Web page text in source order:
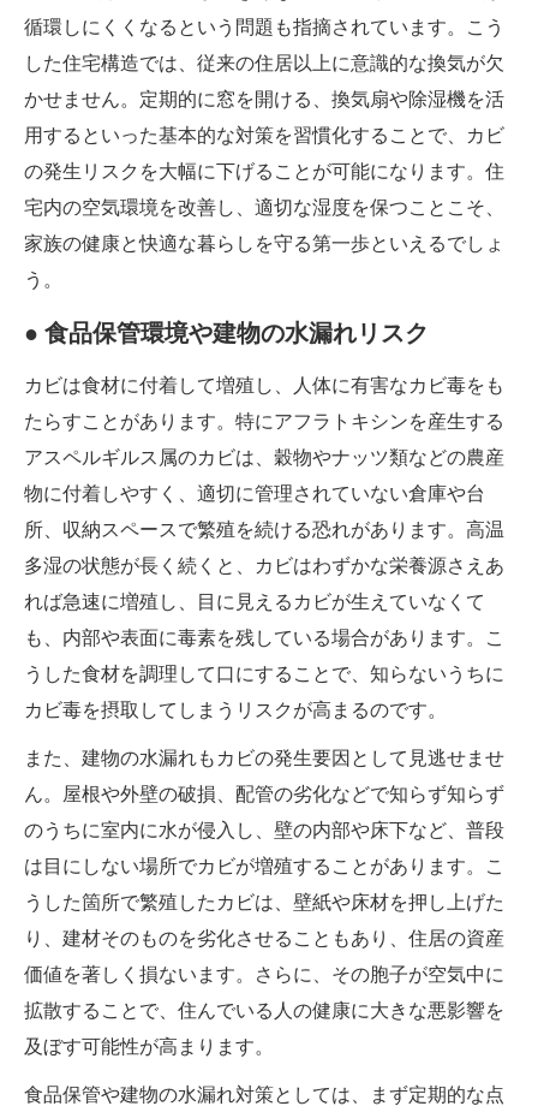
循環しにくくなるという問題も指摘されています。こう
した住宅構造では、従来の住居以上に意識的な換気が欠
かせません。定期的に窓を開ける、換気扇や除湿機を活
用するといった基本的な対策を習慣化することで、カビ
の発生リスクを大幅に下げることが可能になります。住
宅内の空気環境を改善し、適切な湿度を保つことこそ、
家族の健康と快適な暮らしを守る第一歩といえるでしょ
う。
● 食品保管環境や建物の水漏れリスク
カビは食材に付着して増殖し、人体に有害なカビ毒をも
たらすことがあります。特にアフラトキシンを産生する
アスペルギルス属のカビは、穀物やナッツ類などの農産
物に付着しやすく、適切に管理されていない倉庫や台
所、収納スペースで繁殖を続ける恐れがあります。高温
多湿の状態が長く続くと、カビはわずかな栄養源さえあ
れば急速に増殖し、目に見えるカビが生えていなくて
も、内部や表面に毒素を残している場合があります。こ
うした食材を調理して口にすることで、知らないうちに
カビ毒を摂取してしまうリスクが高まるのです。
また、建物の水漏れもカビの発生要因として見逃せませ
ん。屋根や外壁の破損、配管の劣化などで知らず知らず
のうちに室内に水が侵入し、壁の内部や床下など、普段
は目にしない場所でカビが増殖することがあります。こ
うした箇所で繁殖したカビは、壁紙や床材を押し上げた
り、建材そのものを劣化させることもあり、住居の資産
価値を著しく損ないます。さらに、その胞子が空気中に
拡散することで、住んでいる人の健康に大きな悪影響を
及ぼす可能性が高まります。
食品保管や建物の水漏れ対策としては、まず定期的な点